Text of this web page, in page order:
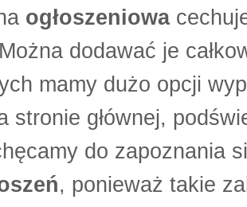
ogłoszeniowa
dodawać je
mamy dużo opcji
stronie głównej,
do zapoznania
, ponieważ takie